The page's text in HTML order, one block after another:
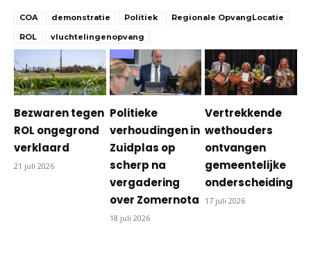
COA demonstratie Politiek
Regionale OpvangLocatie
ROL
vluchtelingenopvang
Bezwaren tegen
ROL ongegrond
verklaard
21 juli 2026
Politieke
verhoudingen in
Zuidplas op
scherp na
vergadering
over Zomernota
18 juli 2026
Vertrekkende
wethouders
ontvangen
gemeentelijke
onderscheiding
17 juli 2026